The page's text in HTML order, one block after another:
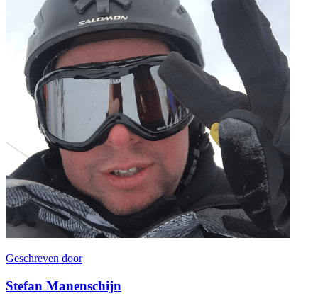
Geschreven door
Stefan Manenschijn